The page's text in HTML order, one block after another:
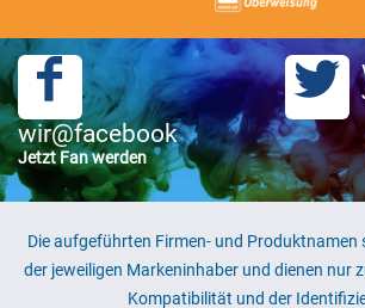
wir@facebook
Jetzt Fan werden
Die aufgeführten Firmen- und Produktnamen
der jeweiligen Markeninhaber und dienen nur
Kompatibilität und der